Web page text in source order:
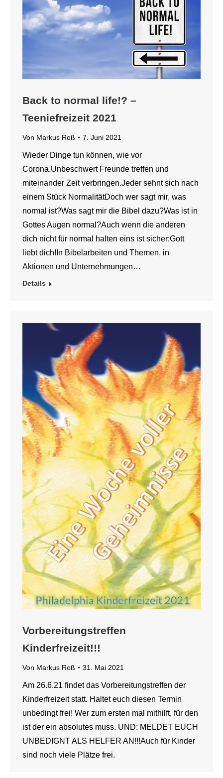
Back to normal life!? –
Teeniefreizeit 2021
Von Markus Roß 7. Juni 2021
Wieder Dinge tun können, wie vor
Corona.Unbeschwert Freunde treffen und
miteinander Zeit verbringen.Jeder sehnt sich nach
einem Stück NormalitätDoch wer sagt mir, was
normal ist?Was sagt mir die Bibel dazu?Was ist in
Gottes Augen normal?Auch wenn die anderen
dich nicht für normal halten eins ist sicher:Gott
liebt dich!In Bibelarbeiten und Themen, in
Aktionen und Unternehmungen…
Details
Vorbereitungstreffen
Kinderfreizeit!!!
Von Markus Roß 31. Mai 2021
Am 26.6.21 findet das Vorbereitungstreffen der
Kinderfreizeit statt. Haltet euch diesen Termin
unbedingt frei! Wer zum ersten mal mithilft, für den
ist der ein absolutes muss. UND: MELDET EUCH
UNBEDIGNT ALS HELFER AN!!!Auch für Kinder
sind noch viele Plätze frei.